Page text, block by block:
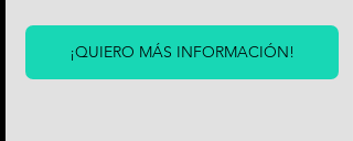
¡QUIERO MÁS INFORMACIÓN!